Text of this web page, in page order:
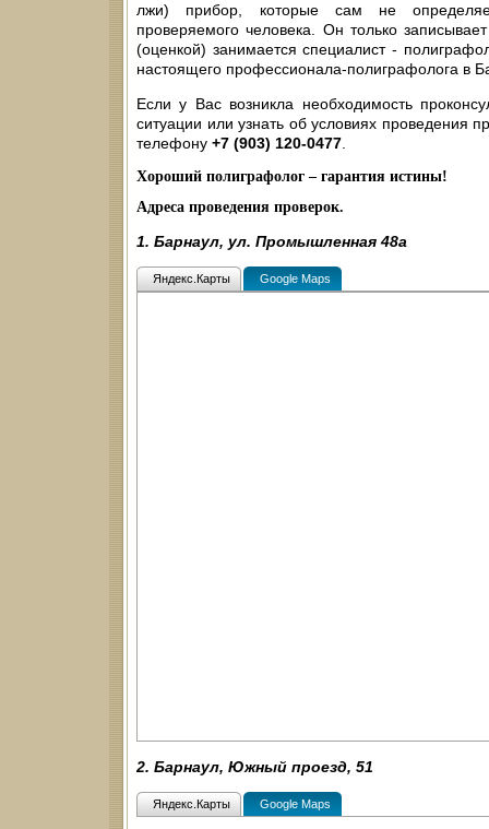
лжи) прибор, которые сам не
проверяемого человека. Он только
(оценкой) занимается специалист -
настоящего профессионала-полиграфолога в
Если у Вас возникла необходимость
ситуации или узнать об условиях проведения
телефону +7 (903) 120-0477
Хороший полиграфолог – гарантия истины!
Адреса проведения проверок.
1. Барнаул, ул. Промышленная 48а
Яндекс.Карты Google Maps
2. Барнаул, Южный проезд, 51
Яндекс.Карты Google Maps